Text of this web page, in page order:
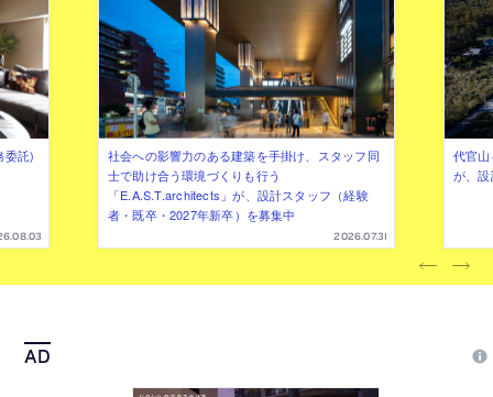
委託)
社会への影響力のある建築を手掛け、スタッフ同
士で助け合う環境づくりも行う
「E.A.S.T.architects」が、設計スタッフ（経験
者・既卒・2027年新卒）を募集中
2026.07.31
代官
が、